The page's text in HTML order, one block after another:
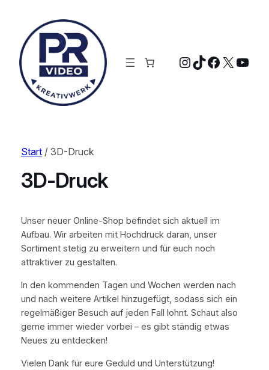
Instagram
TikTok
X
Start/ 3D-Druck
3D-Druck
Unser neuer Online-Shop befindet sich aktuell im
Aufbau. Wir arbeiten mit Hochdruck daran, unser
Sortiment stetig zu erweitern und für euch noch
attraktiver zu gestalten.
In den kommenden Tagen und Wochen werden nach
und nach weitere Artikel hinzugefügt, sodass sich ein
regelmäßiger Besuch auf jeden Fall lohnt. Schaut also
gerne immer wieder vorbei – es gibt ständig etwas
Neues zu entdecken!
Vielen Dank für eure Geduld und Unterstützung!